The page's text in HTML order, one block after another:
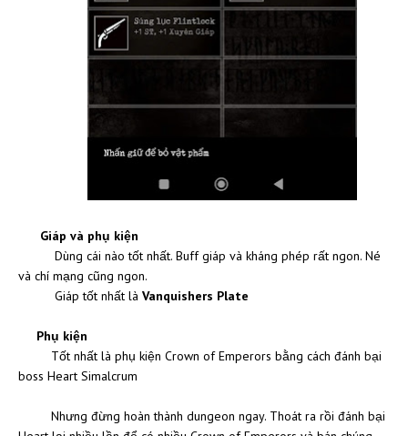
Giáp và phụ kiện
Dùng cái nào tốt nhất. Buff giáp và kháng phép rất ngon. Né
và chí mạng cũng ngon.
Giáp tốt nhất là Vanquishers Plate
Phụ kiện
Tốt nhất là phụ kiện Crown of Emperors bằng cách đánh bại
boss Heart Simalcrum
Nhưng đừng hoàn thành dungeon ngay. Thoát ra rồi đánh bại